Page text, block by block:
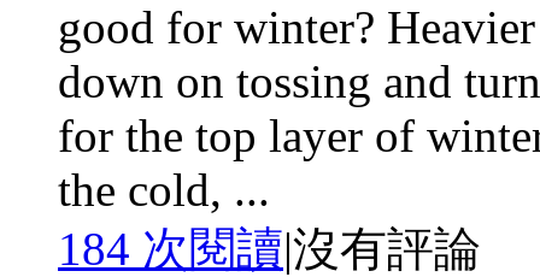
good for winter?
down on tossing and
for the top layer of
the cold, ...
184 次閱讀|沒有評論